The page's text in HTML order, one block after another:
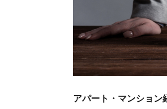
アパート・マンション